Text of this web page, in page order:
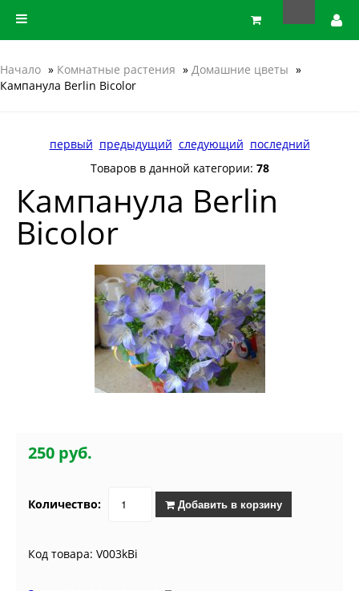
Начало » Комнатные растения » Домашние цветы »
Кампанула Berlin Bicolor
первый предыдущий следующий последний
Товаров в данной категории: 78
Кампанула Berlin
Bicolor
250 руб.
Количество: Добавить в корзину
Код товара: V003kBi